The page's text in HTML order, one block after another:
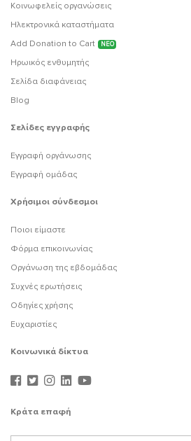
Κοινωφελείς οργανώσεις
Ηλεκτρονικά καταστήματα
Add Donation to Cart
ΝΕΟ
Ηρωικός ενθυμητής
Σελίδα διαφάνειας
Blog
Σελίδες εγγραφής
Εγγραφή οργάνωσης
Εγγραφή ομάδας
Χρήσιμοι σύνδεσμοι
Ποιοι είμαστε
Φόρμα επικοινωνίας
Οργάνωση της εβδομάδας
Συχνές ερωτήσεις
Οδηγίες χρήσης
Ευχαριστίες
Κοινωνικά δίκτυα
Κράτα επαφή